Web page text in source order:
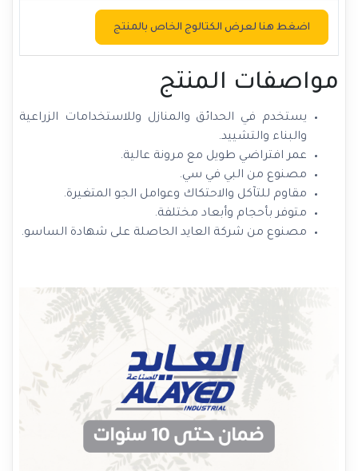
اضغط هنا لعرض الكتالوج الخاص بالمنتج
مواصفات المنتج
يستخدم في الحدائق والمنازل وللاستخدامات الزراعية
والبناء والتشييد.
عمر افتراضي طويل مع مرونة عالية.
مصنوع من البي في سي.
مقاوم للتآكل والاحتكاك وعوامل الجو المتغيرة.
متوفر بأحجام وأبعاد مختلفة.
مصنوع من شركة العايد الحاصلة على شهادة الساسو.